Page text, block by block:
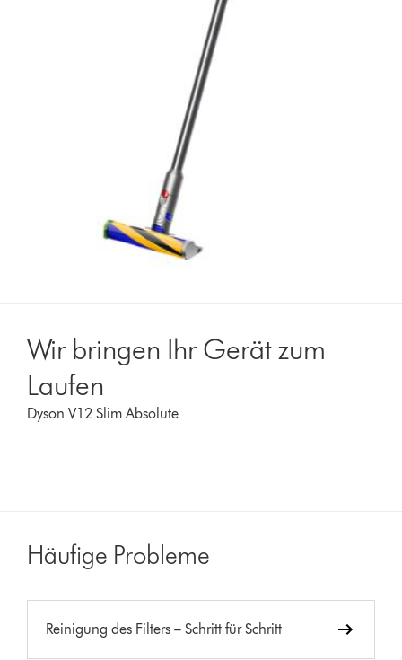
Wir bringen Ihr Gerät zum
Laufen
Dyson V12 Slim Absolute
Häufige Probleme
Reinigung des Filters – Schritt für Schritt